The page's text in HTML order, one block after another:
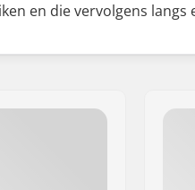
en die vervolgens langs